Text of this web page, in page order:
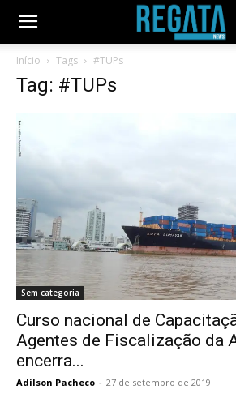
Início Tags #TUPs
Tag: #TUPs
Sem categoria
Curso nacional de
Agentes de Fiscalização da
encerra...
Adilson Pacheco - 27 de setembro de 2019